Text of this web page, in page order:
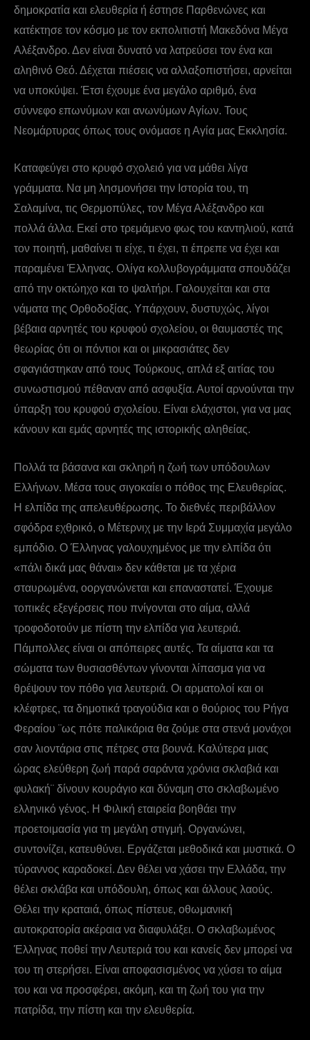
δημοκρατία και ελευθερία ή έστησε Παρθενώνες και
κατέκτησε τον κόσμο με τον εκπολιτιστή Μακεδόνα Μέγα
Αλέξανδρο. Δεν είναι δυνατό να λατρεύσει τον ένα και
αληθινό Θεό. Δέχεται πιέσεις να αλλαξοπιστήσει, αρνείται
να υποκύψει. Έτσι έχουμε ένα μεγάλο αριθμό, ένα
σύννεφο επωνύμων και ανωνύμων Αγίων. Τους
Νεομάρτυρας όπως τους ονόμασε η Αγία μας Εκκλησία.
Καταφεύγει στο κρυφό σχολειό για να μάθει λίγα
γράμματα. Να μη λησμονήσει την Ιστορία του, τη
Σαλαμίνα, τις Θερμοπύλες, τον Μέγα Αλέξανδρο και
πολλά άλλα. Εκεί στο τρεμάμενο φως του καντηλιού, κατά
τον ποιητή, μαθαίνει τι είχε, τι έχει, τι έπρεπε να έχει και
παραμένει Έλληνας. Ολίγα κολλυβογράμματα σπουδάζει
από την οκτώηχο και το ψαλτήρι. Γαλουχείται και στα
νάματα της Ορθοδοξίας. Υπάρχουν, δυστυχώς, λίγοι
βέβαια αρνητές του κρυφού σχολείου, οι θαυμαστές της
θεωρίας ότι οι πόντιοι και οι μικρασιάτες δεν
σφαγιάστηκαν από τους Τούρκους, απλά εξ αιτίας του
συνωστισμού πέθαναν από ασφυξία. Αυτοί αρνούνται την
ύπαρξη του κρυφού σχολείου. Είναι ελάχιστοι, για να μας
κάνουν και εμάς αρνητές της ιστορικής αληθείας.
Πολλά τα βάσανα και σκληρή η ζωή των υπόδουλων
Ελλήνων. Μέσα τους σιγοκαίει ο πόθος της Ελευθερίας.
Η ελπίδα της απελευθέρωσης. Το διεθνές περιβάλλον
σφόδρα εχθρικό, ο Μέτερνιχ με την Ιερά Συμμαχία μεγάλο
εμπόδιο. Ο Έλληνας γαλουχημένος με την ελπίδα ότι
«πάλι δικά μας θάναι» δεν κάθεται με τα χέρια
σταυρωμένα, oοργανώνεται και επαναστατεί. Έχουμε
τοπικές εξεγέρσεις που πνίγονται στο αίμα, αλλά
τροφοδοτούν με πίστη την ελπίδα για λευτεριά.
Πάμπολλες είναι οι απόπειρες αυτές. Τα αίματα και τα
σώματα των θυσιασθέντων γίνονται λίπασμα για να
θρέψουν τον πόθο για λευτεριά. Οι αρματολοί και οι
κλέφτρες, τα δημοτικά τραγούδια και ο θούριος του Ρήγα
Φεραίου ¨ως πότε παλικάρια θα ζούμε στα στενά μονάχοι
σαν λιοντάρια στις πέτρες στα βουνά. Καλύτερα μιας
ώρας ελεύθερη ζωή παρά σαράντα χρόνια σκλαβιά και
φυλακή¨ δίνουν κουράγιο και δύναμη στο σκλαβωμένο
ελληνικό γένος. Η Φιλική εταιρεία βοηθάει την
προετοιμασία για τη μεγάλη στιγμή. Οργανώνει,
συντονίζει, κατευθύνει. Εργάζεται μεθοδικά και μυστικά. Ο
τύραννος καραδοκεί. Δεν θέλει να χάσει την Ελλάδα, την
θέλει σκλάβα και υπόδουλη, όπως και άλλους λαούς.
Θέλει την κραταιά, όπως πίστευε, οθωμανική
αυτοκρατορία ακέραια να διαφυλάξει. Ο σκλαβωμένος
Έλληνας ποθεί την Λευτεριά του και κανείς δεν μπορεί να
του τη στερήσει. Είναι αποφασισμένος να χύσει το αίμα
του και να προσφέρει, ακόμη, και τη ζωή του για την
πατρίδα, την πίστη και την ελευθερία.